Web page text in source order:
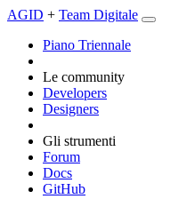
AGID + Team Digitale
Piano Triennale
Le community
Developers
Designers
Gli strumenti
Forum
Docs
GitHub